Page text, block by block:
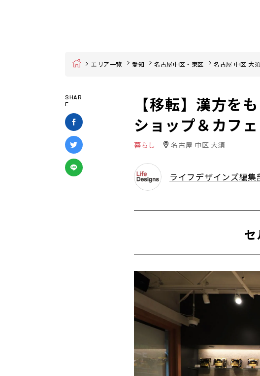
Home エリア一覧 愛知 名古屋中区・東区 名古屋 中区 大須
SHAR
E
【移転】漢方を
ショップ＆カフ
暮らし 名古屋 中区 大須
ライフデザインズ編集
セ